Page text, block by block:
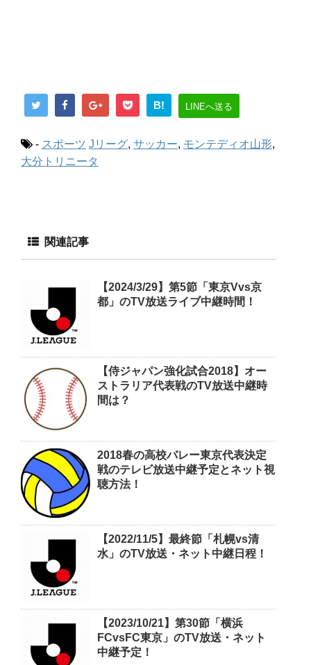
B! LINEへ送る
- スポーツ Jリーグ, サッカー, モンテディオ山形,
大分トリニータ
関連記事
【2024/3/29】第5節「東京Vvs京
都」のTV放送ライブ中継時間！
【侍ジャパン強化試合2018】オー
ストラリア代表戦のTV放送中継時
間は？
2018春の高校バレー東京代表決定
戦のテレビ放送中継予定とネット視
聴方法！
【2022/11/5】最終節「札幌vs清
水」のTV放送・ネット中継日程！
【2023/10/21】第30節「横浜
FCvsFC東京」のTV放送・ネット
中継予定！